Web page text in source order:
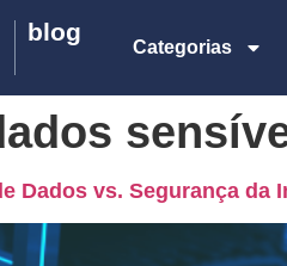
blog
Categorias
Dados vs. Segurança da